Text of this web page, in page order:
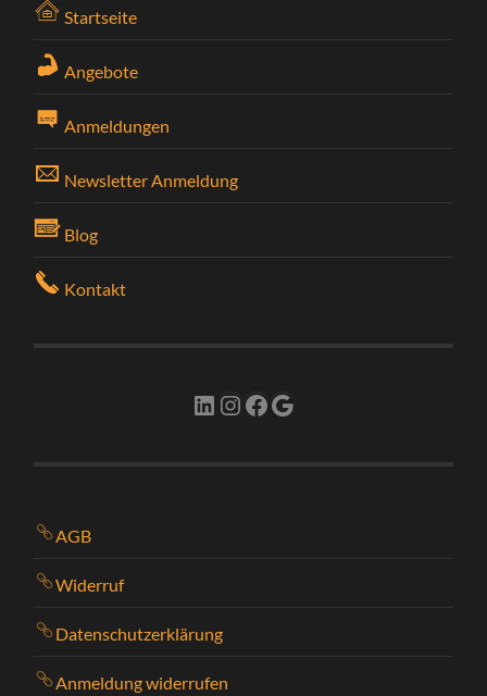
Startseite
Angebote
Anmeldungen
Newsletter Anmeldung
Blog
Kontakt
LinkedIn
Instagram
Facebook
Google
AGB
Widerruf
Datenschutzerklärung
Anmeldung widerrufen